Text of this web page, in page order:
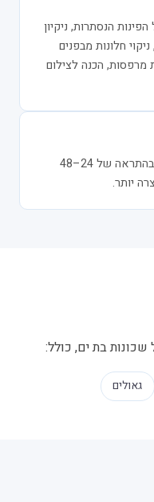
הנסתרות, ניקיון
חלונות מבפנים
מרפסות, הכנה לצילום
ניתן לתאם ניקיון דירה ריקה בבת ים בהתראה של 24–48
יותר.
שכונות בת ים, כולל:
גאולים